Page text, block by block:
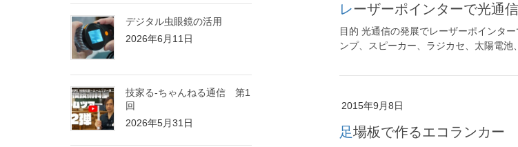
レーザーポインターで光通
目的 光通信の発展でレーザーポインタ
ンプ、スピーカー、ラジカセ、太陽電
2015年9月8日
足場板で作るエコランカー
デジタル虫眼鏡の活用
2026年6月11日
技家る-ちゃんねる通信 第1
回
2026年5月31日